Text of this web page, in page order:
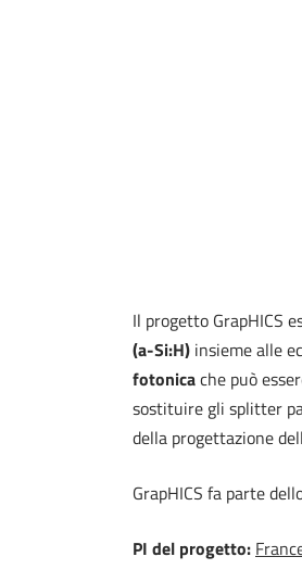
Il progetto GrapHICS
(a-Si:H) insieme alle
fotonicache può
sostituire gli splitter
della progettazione
GrapHICS fa parte
PI del progetto: